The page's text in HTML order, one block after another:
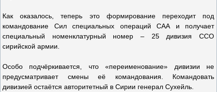
Как оказалось, теперь это формирование переходит под
командование Сил специальных операций САА и получает
специальный номенклатурный номер – 25 дивизия ССО
сирийской армии.
Особо подчёркивается, что «переименование» дивизии не
предусматривает смены её командования. Командовать
дивизией остаётся авторитетный в Сирии генерал Сухейль.